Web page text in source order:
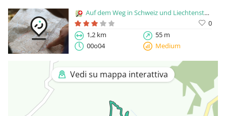
Auf dem Weg in Schweiz und Liechtenstein
0
1,2 km
55 m
00o04
Medium
Vedi su mappa interattiva